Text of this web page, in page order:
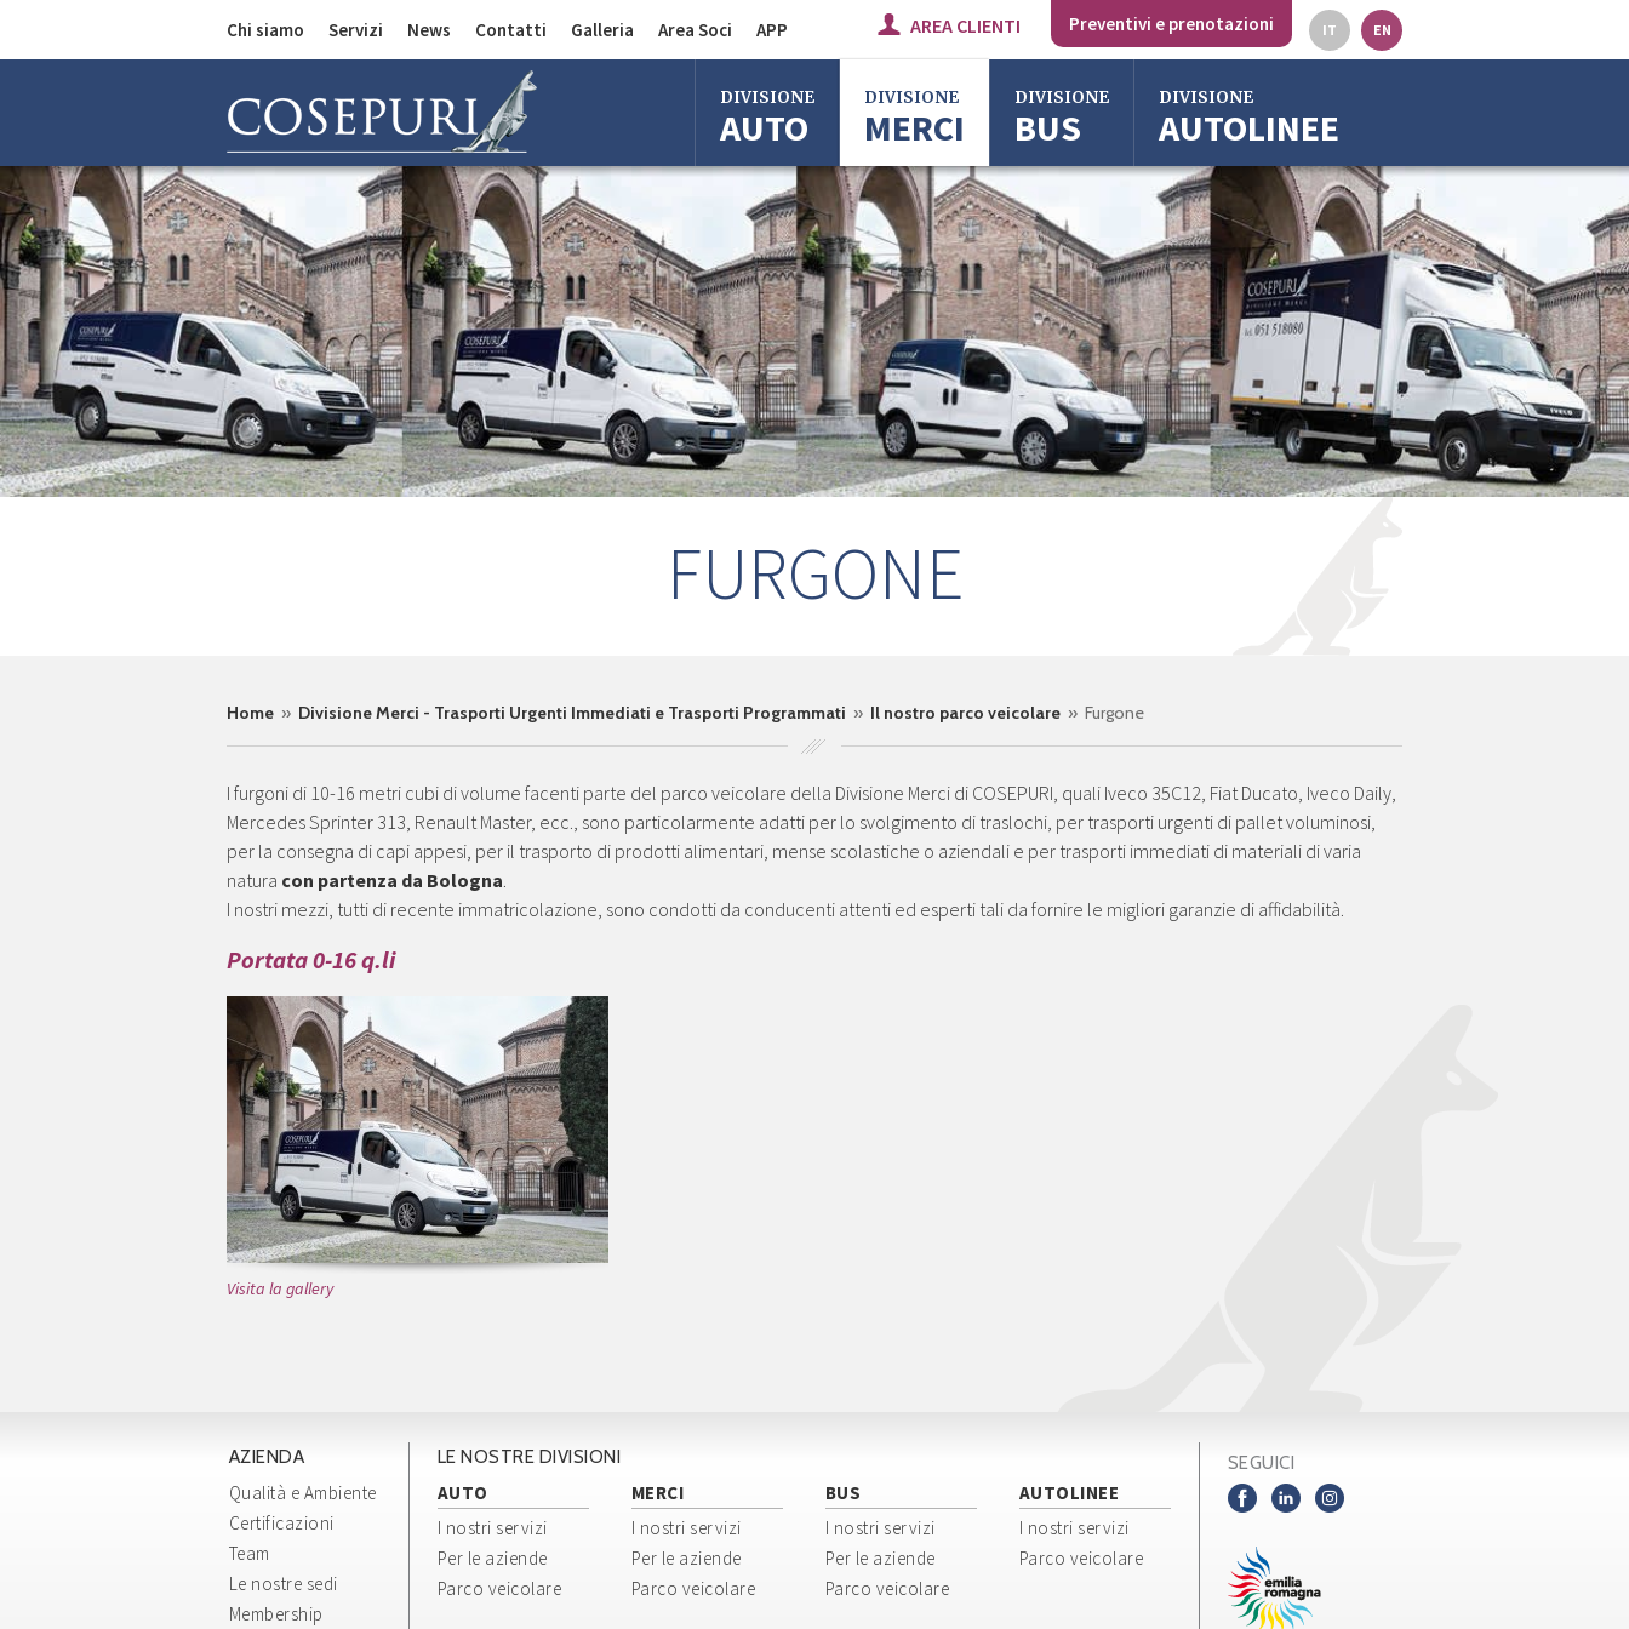
IT EN
Preventivi e prenotazioni
AREA CLIENTI
Chi siamo Servizi
Comunicazioni
News Contatti Galleria
Divisione Bus
Area Soci APP
DIVISIONE
AUTO
Bologna
Milano
Roma
Firenze
Imola
Ferrara
Reggio Emilia
Centergross
DIVISIONE
MERCI
Bologna
Imola
Centergross
Bologna
DIVISIONE
BUS
Bologna
Milano
Roma
Firenze
Imola
Ferrara
Reggio Emilia
Centergross
DIVISIONE
AUTOLINEE
FURGONE
Home » Divisione Merci - Trasporti Urgenti Immediati e Trasporti Programmati » Il nostro parco veicolare » Furgone
I furgoni di 10-16 metri cubi di volume facenti parte del parco veicolare della Divisione Merci di COSEPURI, quali Iveco 35C12, Fiat Ducato, Iveco Daily,
Mercedes Sprinter 313, Renault Master, ecc., sono particolarmente adatti per lo svolgimento di traslochi, per trasporti urgenti di pallet voluminosi,
per la consegna di capi appesi, per il trasporto di prodotti alimentari, mense scolastiche o aziendali e per trasporti immediati di materiali di varia
natura con partenza da Bologna.
I nostri mezzi, tutti di recente immatricolazione, sono condotti da conducenti attenti ed esperti tali da fornire le migliori garanzie di affidabilità.
Portata 0-16 q.li
Visita la gallery
AZIENDA
Qualità e Ambiente
Certificazioni
Team
Le nostre sedi
Membership
LE NOSTRE DIVISIONI
AUTO
I nostri servizi
Per le aziende
Parco veicolare
MERCI
I nostri servizi
Per le aziende
Parco veicolare
BUS
I nostri servizi
Per le aziende
Parco veicolare
AUTOLINEE
I nostri servizi
Parco veicolare
SEGUICI